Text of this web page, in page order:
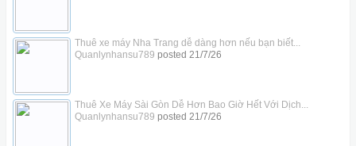
Thuê xe máy Nha Trang dễ dàng hơn nếu bạn biết...
Quanlynhansu789 posted 21/7/26
Thuê Xe Máy Sài Gòn Dễ Hơn Bao Giờ Hết Với Dịch...
Quanlynhansu789 posted 21/7/26